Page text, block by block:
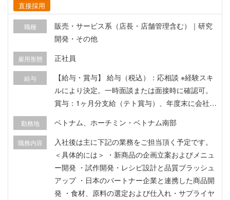
直接採用
職種
販売・サービス系（店長・店舗管理含む）｜研究
開発・その他
雇用形態 正社員
給与
【給与・賞与】 給与（税込）：応相談 ※経験スキ
ルにより決定。一時面談または面接時に確認可。
賞与：1ヶ月分支給（テト賞与）、年度末に会社業
度：あり（年1回） 試用期間：2ヶ月（給与100%
支給） 【福利厚生など】 ビザ・労働許可証サポー
ト：あり（取得費用会社負担） 起業サポートあり
【社会保険・医療保険など】 ベトナム国社会保
険：あり 民間海外医療保険：あり 健康診断：あり
（年1回）
勤務地 ベトナム、ホーチミン・ベトナム南部
職務内容
入社後は主に下記の業務をご担当頂く予定です。
＜具体的には＞ ・新商品の企画立案およびメニュ
ー開発 ・試作開発・レシピ設計と品質ブラッシュ
アップ ・日本のパートナー企業と連携した商品開
発 ・食材、原料の選定および仕入れ・サプライヤ